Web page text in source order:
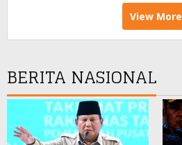
View More
BERITA NASIONAL